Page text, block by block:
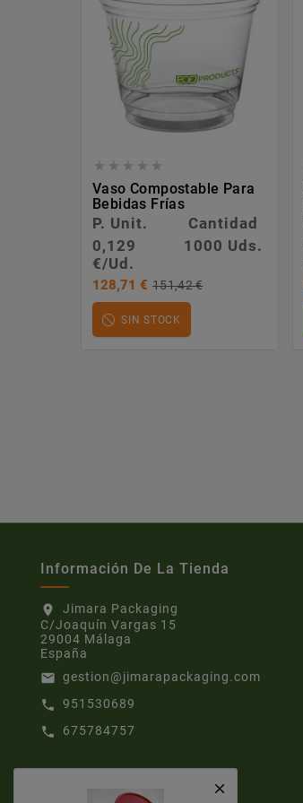

    
Vaso Compostable Para
Bebidas Frías
P. Unit.
Cantidad
0,129
€/Ud.
1000 Uds.
128,71 € 151,42 €
SIN STOCK
Información De La Tienda
location_on
Jimara Packaging
C/Joaquín Vargas 15
29004 Málaga
España
email gestion@jimarapackaging.com
call 951530689
call 675784757